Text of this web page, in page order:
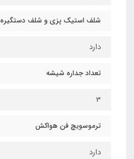
شلف استیک پزی و شلف دستگیره
دارد
تعداد جداره شیشه
3
ترموسویچ فن هواکش
دارد